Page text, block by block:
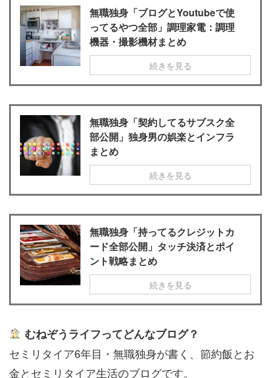
無職独身「ブログとYoutubeで使
ってるやつ全部」調理家電：調理
機器・撮影機材まとめ
続きを見る
無職独身「契約してるサブスク全
部公開」独身男の娯楽とインフラ
まとめ
続きを見る
無職独身「持ってるクレジットカ
ード全部公開」タッチ決済とポイ
ント戦略まとめ
続きを見る
むねぞうライフってどんなブログ？
セミリタイア6年目・無職独身が書く、節約飯とお
金とセミリタイア生活のブログです。